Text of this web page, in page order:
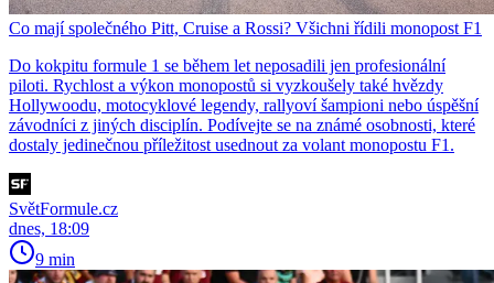
Co mají společného Pitt, Cruise a Rossi? Všichni řídili monopost F1
Do kokpitu formule 1 se během let neposadili jen profesionální
piloti. Rychlost a výkon monopostů si vyzkoušely také hvězdy
Hollywoodu, motocyklové legendy, rallyoví šampioni nebo úspěšní
závodníci z jiných disciplín. Podívejte se na známé osobnosti, které
dostaly jedinečnou příležitost usednout za volant monopostu F1.
SvětFormule.cz
dnes, 18:09
9 min